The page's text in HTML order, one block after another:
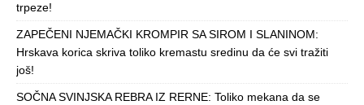
trpeze!
ZAPEČENI NJEMAČKI KROMPIR SA SIROM I SLANINOM:
Hrskava korica skriva toliko kremastu sredinu da će svi tražiti
još!
SOČNA SVINJSKA REBRA IZ RERNE: Toliko mekana da se